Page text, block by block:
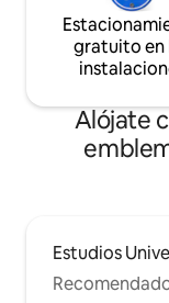
gratuito en
Alójate
Estudios